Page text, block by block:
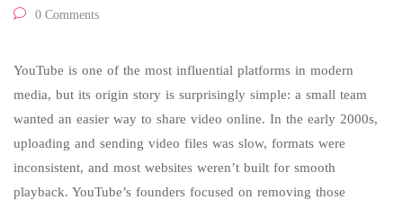
0 Comments
YouTube is one of the most influential platforms in modern
media, but its origin story is surprisingly simple: a small team
wanted an easier way to share video online. In the early 2000s,
uploading and sending video files was slow, formats were
inconsistent, and most websites weren’t built for smooth
playback. YouTube’s founders focused on removing those